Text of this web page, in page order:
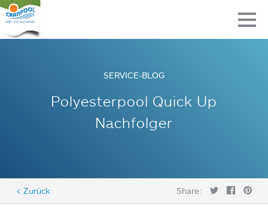
SERVICE-BLOG
Polyesterpool Quick Up
Nachfolger
< Zurück Share: